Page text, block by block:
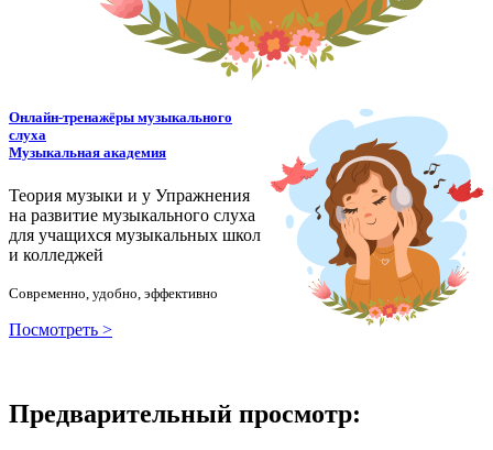
Онлайн-тренажёры музыкального
слуха
Музыкальная академия
Теория музыки и у Упражнения
на развитие музыкального слуха
для учащихся музыкальных школ
и колледжей
Современно, удобно, эффективно
Посмотреть >
Предварительный просмотр: